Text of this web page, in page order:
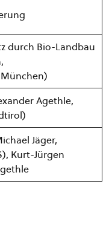
durch Bio-Landbau
Agethle,
Jäger,
Kurt-Jürgen